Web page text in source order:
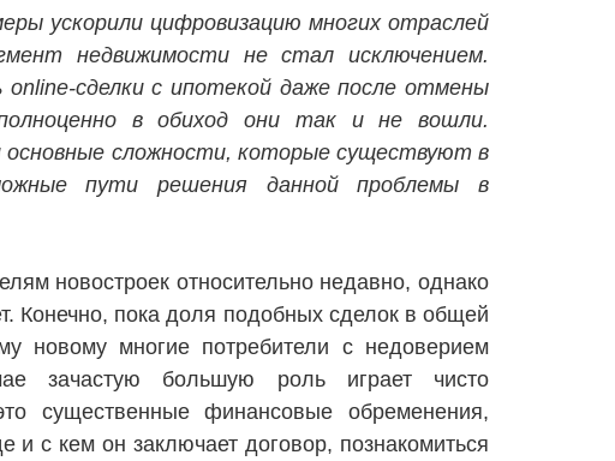
ускорили цифровизацию многих отраслей
недвижимости не стал исключением.
сделки с ипотекой даже после отмены
в обиход они так и не вошли.
сложности, которые существуют в
пути решения данной проблемы в
новостроек относительно недавно, однако
Конечно, пока доля подобных сделок в общей
новому многие потребители с недоверием
зачастую большую роль играет чисто
существенные финансовые обременения,
и с кем он заключает договор, познакомиться